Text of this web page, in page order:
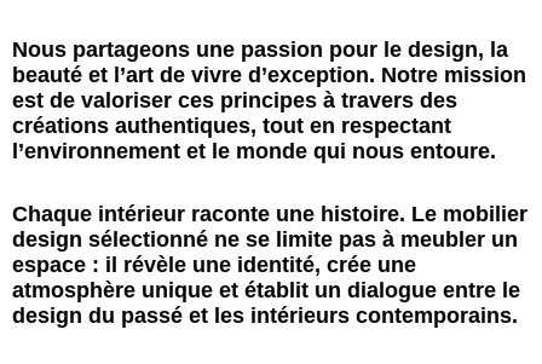
Nous partageons une passion pour le design, la
beauté et l’art de vivre d’exception. Notre mission
est de valoriser ces principes à travers des
créations authentiques, tout en respectant
l’environnement et le monde qui nous entoure.
Chaque intérieur raconte une histoire. Le mobilier
design sélectionné ne se limite pas à meubler un
espace : il révèle une identité, crée une
atmosphère unique et établit un dialogue entre le
design du passé et les intérieurs contemporains.